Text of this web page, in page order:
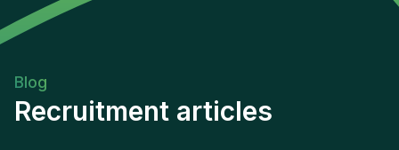
Blog
Recruitment articles